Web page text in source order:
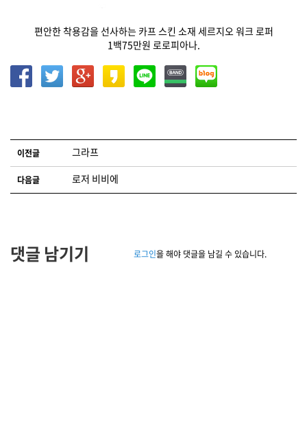
편안한 착용감을 선사하는 카프 스킨 소재 세르지오 워크 로퍼
1백75만원 로로피아나.
글 네비게이션
이전글 그라프
다음글 로저 비비에
댓글 남기기 로그인을 해야 댓글을 남길 수 있습니다.